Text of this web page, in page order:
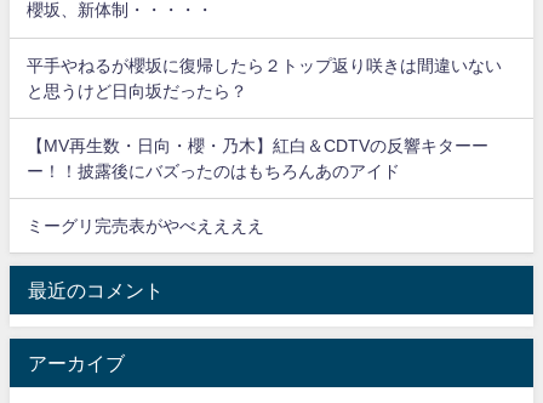
櫻坂、新体制・・・・・
平手やねるが櫻坂に復帰したら２トップ返り咲きは間違いない
と思うけど日向坂だったら？
【MV再生数・日向・櫻・乃木】紅白＆CDTVの反響キターー
ー！！披露後にバズったのはもちろんあのアイド
ミーグリ完売表がやべええええ
最近のコメント
アーカイブ